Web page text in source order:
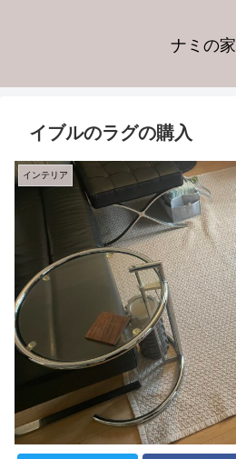
ナミの家
イブルのラグの購入
インテリア